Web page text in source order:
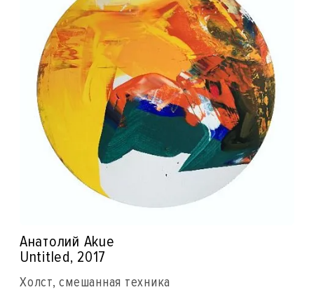
Анатолий Akue
Untitled, 2017
Холст, смешанная техника